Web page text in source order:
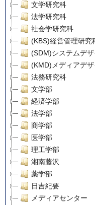
文学研究科
法学研究科
社会学研究科
(KBS)経営管理研究
(SDM)システムデ
(KMD)メディアデ
法務研究科
文学部
経済学部
法学部
商学部
医学部
理工学部
湘南藤沢
薬学部
日吉紀要
メディアセンター